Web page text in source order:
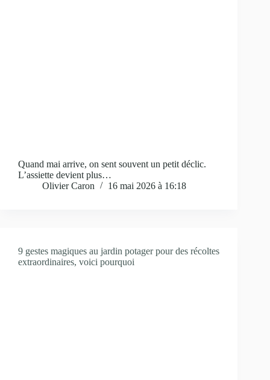
Quand mai arrive, on sent souvent un petit déclic.
L’assiette devient plus…
Olivier Caron
16 mai 2026 à 16:18
9 gestes magiques au jardin potager pour des récoltes
extraordinaires, voici pourquoi